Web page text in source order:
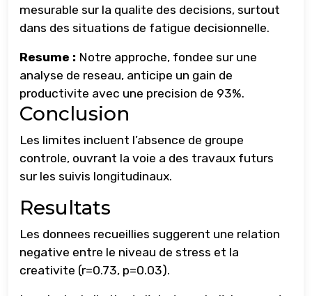
mesurable sur la qualite des decisions, surtout
dans des situations de fatigue decisionnelle.
Resume : Notre approche, fondee sur une
analyse de reseau, anticipe un gain de
productivite avec une precision de 93%.
Conclusion
Les limites incluent l’absence de groupe
controle, ouvrant la voie a des travaux futurs
sur les suivis longitudinaux.
Resultats
Les donnees recueillies suggerent une relation
negative entre le niveau de stress et la
creativite (r=0.73, p=0.03).